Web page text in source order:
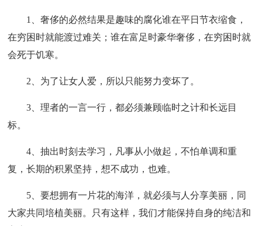
1、奢侈的必然结果是趣味的腐化谁在平日节衣缩食，
在穷困时就能渡过难关；谁在富足时豪华奢侈，在穷困时就
会死于饥寒。
2、为了让女人爱，所以只能努力变坏了。
3、理者的一言一行，都必须兼顾临时之计和长远目
标。
4、抽出时刻去学习，凡事从小做起，不怕单调和重
复，长期的积累坚持，想不成功，也难。
5、要想拥有一片花的海洋，就必须与人分享美丽，同
大家共同培植美丽。只有这样，我们才能保持自身的纯洁和